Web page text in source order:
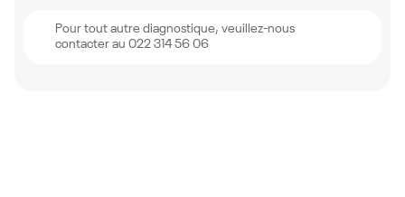
Pour tout autre diagnostique, veuillez-nous
contacter au 022 314 56 06